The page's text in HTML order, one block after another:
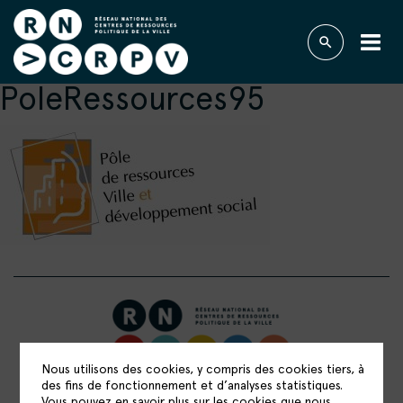
PoleRessources95
RÉSEAU NATIONAL DES CENTRES DE
Nous utilisons des cookies, y compris des cookies tiers, à
des fins de fonctionnement et d’analyses statistiques.